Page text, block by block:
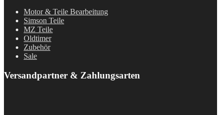
Motor & Teile Bearbeitung
Simson Teile
MZ Teile
Oldtimer
Zubehör
Sale
Versandpartner & Zahlungsarten